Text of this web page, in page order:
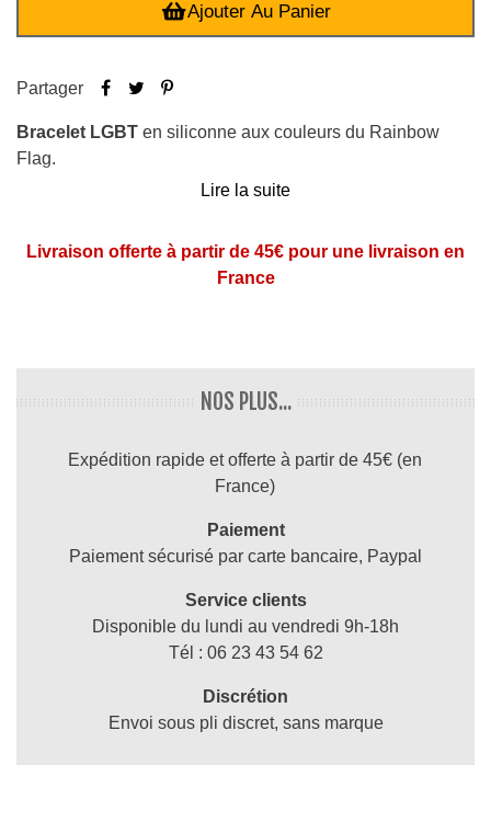
Ajouter Au Panier
Partager
Bracelet LGBT en siliconne aux couleurs du Rainbow
Flag.
Bracelet largeur 0.9 cm
Bracelet LGBT pour gay, lesbienne, Bisexuel,
A porter tous les jours, lors de vos soirées et vos
Inutile de l'enlever lors de votre douche, bain , piscine, spa,
bracelet LGBTest très résistant.
Lire la suite
Livraison offerte à partir de 45€ pour une livraison en
France
NOS PLUS...
Expédition rapide et offerte à partir de 45€ (en
France)
Paiement
Paiement sécurisé par carte bancaire, Paypal
Service clients
Disponible du lundi au vendredi 9h-18h
Tél : 06 23 43 54 62
Discrétion
Envoi sous pli discret, sans marque